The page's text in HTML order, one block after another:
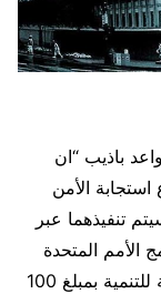
باذيب “ان
الأمن
تنفيذهما عبر
الأمم المتحدة
الإنمائي ، بما في ذلك منحة المؤسسة الدولية للتنمية بمبلغ 100